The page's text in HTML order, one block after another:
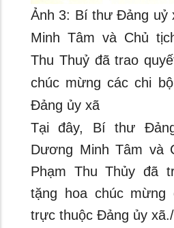
Ảnh 3: Bí thư Đảng uỷ
Minh Tâm và Chủ
Thu Thuỷ đã trao
chúc mừng các chi
Đảng ủy xã
Tại đây, Bí thư
Dương Minh Tâm và
Phạm Thu Thủy đã
tặng hoa chúc
trực thuộc Đảng ủy